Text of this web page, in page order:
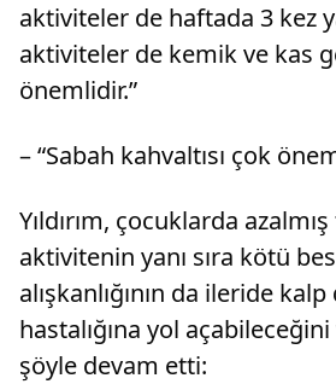
aktiviteler de haftada 3 kez
aktiviteler de kemik ve kas
önemlidir.”
– “Sabah kahvaltısı çok
Yıldırım, çocuklarda
aktivitenin yanı sıra kötü
alışkanlığının da ileride
hastalığına yol
şöyle devam etti: